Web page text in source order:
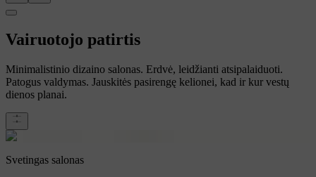
Vairuotojo patirtis
Minimalistinio dizaino salonas. Erdvė, leidžianti atsipalaiduoti.
Patogus valdymas. Jauskitės pasirengę kelionei, kad ir kur vestų
dienos planai.
Svetingas salonas